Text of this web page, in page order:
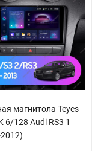
магнитола Teyes
6/128 Audi RS3 1